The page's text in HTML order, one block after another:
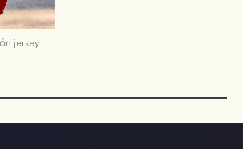
Tubo cuello de corazón jersey corto/mini vestido para homecoming